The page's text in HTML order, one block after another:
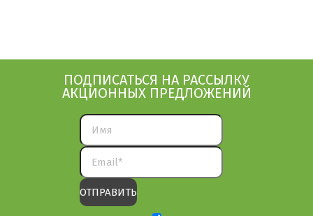
ПОДПИСАТЬСЯ НА РАССЫЛКУ
АКЦИОННЫХ ПРЕДЛОЖЕНИЙ